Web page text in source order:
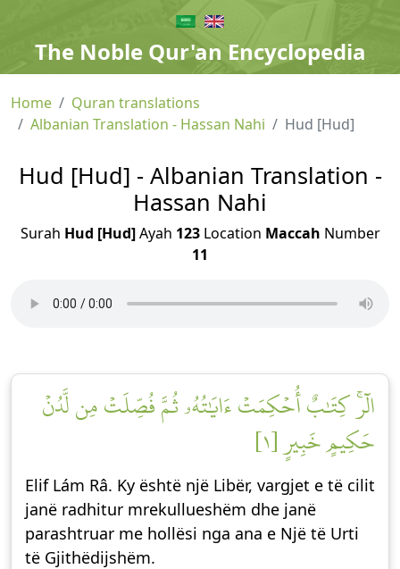
The Noble Qur'an Encyclopedia
Home
Quran translations
Albanian Translation - Hassan Nahi
Hud [Hud]
Hud [Hud] - Albanian Translation -
Hassan Nahi
Surah Hud [Hud]Ayah 123Location Maccah Number
11
الٓرۚ كِتَٰبٌ أُحۡكِمَتۡ ءَايَٰتُهُۥ ثُمَّ فُصِّلَتۡ مِن لَّدُنۡ
حَكِيمٍ خَبِيرٍ [١]
Elif Lám Râ. Ky është një Libër, vargjet e të cilit
janë radhitur mrekullueshëm dhe janë
parashtruar me hollësi nga ana e Një të Urti
të Gjithëdijshëm.